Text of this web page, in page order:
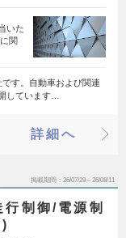
いた
関
す。自動車および関連
しています…
詳細へ
掲載期間 26/07/29～26/08/11
制御/電源制